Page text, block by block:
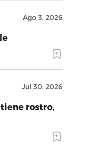
Ago 3, 2026
Jul 30, 2026
rostro,